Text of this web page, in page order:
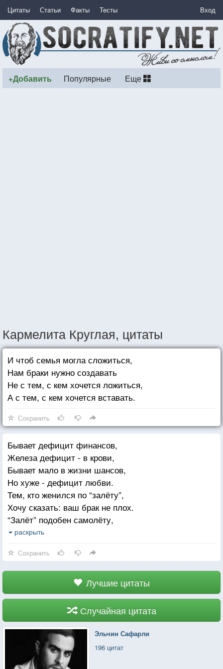
Цитаты Статьи Факты Тесты Вход
+Добавить Популярные Еще
Кармелита Круглая, цитаты
И чтоб семья могла сложиться,
Нам браки нужно создавать
Не с тем, с кем хочется ложиться,
А с тем, с кем хочется вставать.
Сохранить
Бывает дефицит финансов,
Железа дефицит - в крови,
Бывает мало в жизни шансов,
Но хуже - дефицит любви.
Тем, кто женился по “залёту”,
Хочу сказать: ваш брак не плох.
“Залёт” подобен самолёту,
В котором двигатель заглох.
Тем, кто женился по привычке,
Хочу открыть один секрет:
Ваш брак большой подобен спичке,
В которой, правда, серы нет.
И быт уютливо-угрюмый
Не разожжёт огня в крови.
Поверьте мне, что даже юмор
Не лечит дефицит любви.
раскрыть
Сохранить
Лучшие цитаты
Случайная цитата
Эльчин Сафарли
196 цитат